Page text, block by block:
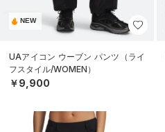
NEW
UAアイコン ウーブン パンツ（ライ
フスタイル/WOMEN）
￥9,900